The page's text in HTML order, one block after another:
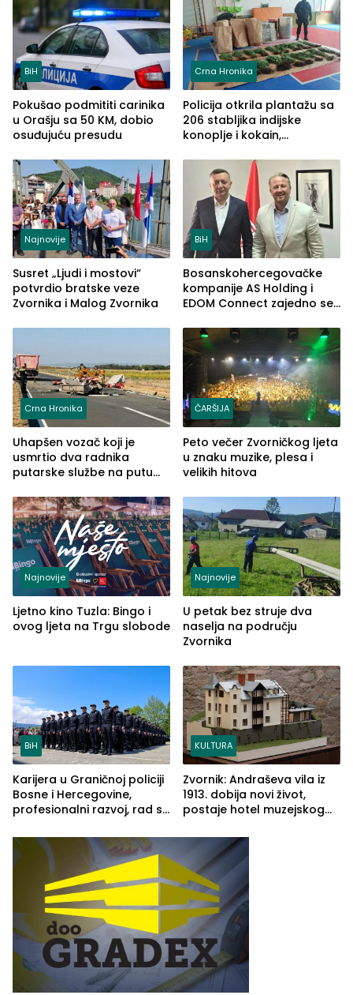
BiH
Pokušao podmititi carinika
u Orašju sa 50 KM, dobio
osuđujuću presudu
Crna Hronika
Policija otkrila plantažu sa
206 stabljika indijske
konoplje i kokain,
(FOTO)
Najnovije
Susret „Ljudi i mostovi“
potvrdio bratske veze
Zvornika i Malog Zvornika
BiH
Bosanskohercegovačke
kompanije AS Holding i
EDOM Connect zajedno se
Crna Hronika
Uhapšen vozač koji je
usmrtio dva radnika
putarske službe na putu
(FOTO)
ČARŠIJA
Peto večer Zvorničkog ljeta
u znaku muzike, plesa i
velikih hitova
Najnovije
Ljetno kino Tuzla: Bingo i
ovog ljeta na Trgu slobode
Najnovije
U petak bez struje dva
naselja na području
Zvornika
BiH
Karijera u Graničnoj policiji
Bosne i Hercegovine,
profesionalni razvoj, rad sa
služba građanima
KULTURA
Zvornik: Andraševa vila iz
1913. dobija novi život,
postaje hotel muzejskog